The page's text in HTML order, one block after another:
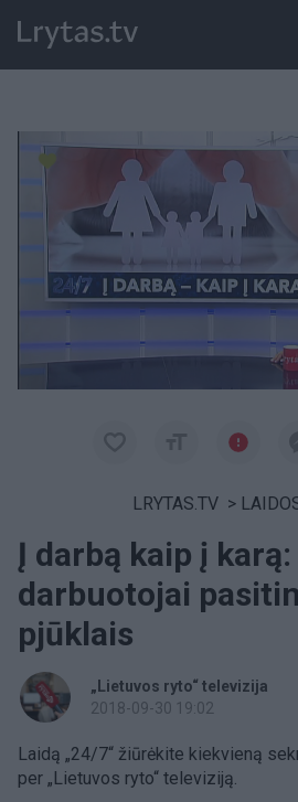
Paremkite Ukrainą
LRYTAS.TV >
Į darbą kaip į
darbuotojai
pjūklais
„Lietuvos ryto“ televizija
2018-09-30 19:02
Laidą „24/7“ žiūrėkite kiekvieną
per „Lietuvos ryto“ televiziją.